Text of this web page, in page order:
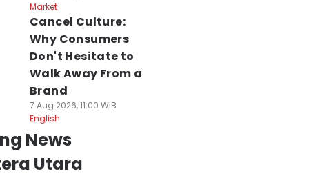
Market
Cancel Culture:
Why Consumers
Don't Hesitate to
Walk Away From a
Brand
7 Aug 2026, 11:00 WIB
English
News
Utara